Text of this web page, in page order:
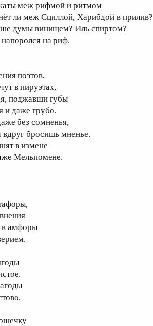
меж рифмой и ритмом
ли меж Сциллой, Харибдой в прилив?
думы винищем? Иль спиртом?
на риф.
поэтов,
в пируэтах,
поджавши губы
и даже грубо.
без сомненья,
вдруг бросишь мненье.
в измене
Мельпомене.
в амфоры